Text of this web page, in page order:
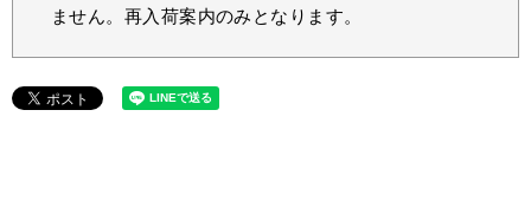
ません。再入荷案内のみとなります。